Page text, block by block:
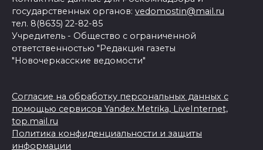
государственных органов: vedomostin@mail.ru
тел. 8(8635) 22-82-85
Учредитель - Общество с ограниченной
ответственностью "Редакция газеты
"Новочеркасские ведомости"
Согласие на обработку персональных данных с
помощью сервисов Yandex.Metrika, LiveInternet,
top.mail.ru
Политика конфиденциальности и защиты
информации